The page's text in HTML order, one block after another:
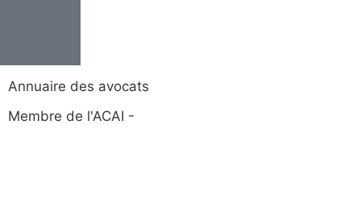
Annuaire des avocats
Membre de l'ACAI -